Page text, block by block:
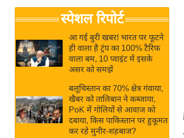
Breaking
News in
Hindi
Hindi
Hindi
Videos
जगत
राय
बजट
क्रिकेट
IPL
2026
स्पेशल रिपोर्ट
आ गई बुरी खबर! भारत पर फूटने
ही वाला है ट्रंप का 100% टैरिफ
वाला बम, 10 प्वाइंट में इसके
असर को समझें
बलूचिस्तान का 70% क्षेत्र गंवाया,
खैबर को तालिबान ने कब्जाया,
PoK में गोलियों से आवाज को
दबाया, किस पाकिस्तान पर हुकूमत
कर रहे मुनीर-शहबाज?